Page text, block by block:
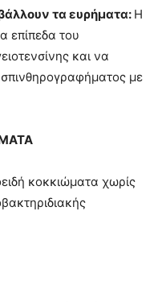
τα ευρήματα: Η
επίπεδα του
και να
με
κοκκιώματα χωρίς